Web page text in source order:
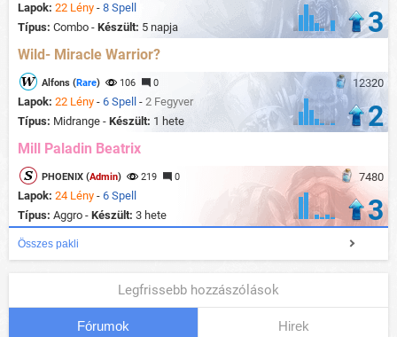
Lapok: 22 Lény - 8 Spell
Típus: Combo - Készült: 5 napja 3
Wild- Miracle Warrior?
12320
Alfons (Rare) 106 0
Lapok: 22 Lény - 6 Spell - 2 Fegyver
Típus: Midrange - Készült: 1 hete 2
Mill Paladin Beatrix
7480
PHOENIX (Admin) 219 0
Lapok: 24 Lény - 6 Spell
Típus: Aggro - Készült: 3 hete 3
Összes pakli
Legfrissebb hozzászólások
Fórumok Hirek